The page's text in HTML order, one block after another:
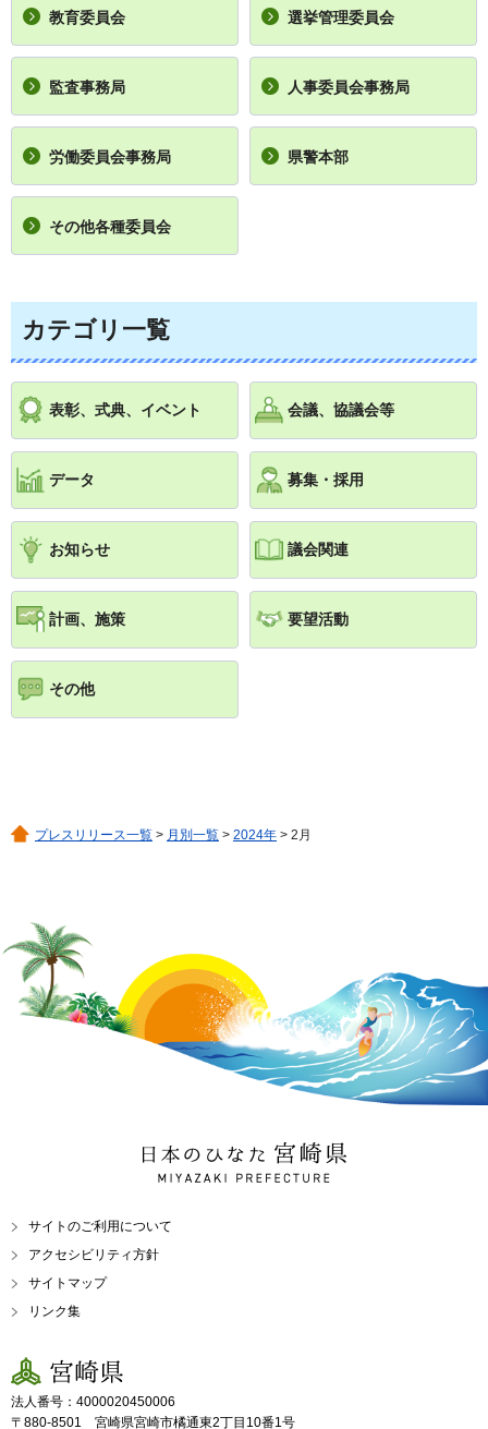
教育委員会 選挙管理委員会
監査事務局 人事委員会事務局
労働委員会事務局 県警本部
その他各種委員会
カテゴリ一覧
表彰、式典、イベント 会議、協議会等
データ 募集・採用
お知らせ 議会関連
計画、施策 要望活動
その他
プレスリリース一覧 > 月別一覧 > 2024年 > 2月
日本のひなた 宮崎県
MIYAZAKI PREFECTURE
サイトのご利用について
アクセシビリティ方針
サイトマップ
リンク集
宮崎県
法人番号：4000020450006
〒880-8501 宮崎県宮崎市橘通東2丁目10番1号